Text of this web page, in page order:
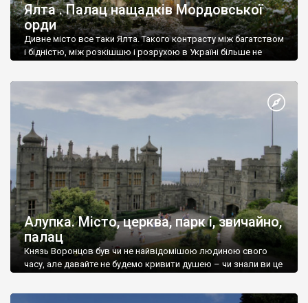
Ялта . Палац нащадків Мордовської
орди
Дивне місто все таки Ялта. Такого контрасту між багатством
і бідністю, між розкішшю і розрухою в Україні більше не
Алупка. Місто, церква, парк і, звичайно,
палац
Князь Воронцов був чи не найвідомішою людиною свого
часу, але давайте не будемо кривити душею – чи знали ви це